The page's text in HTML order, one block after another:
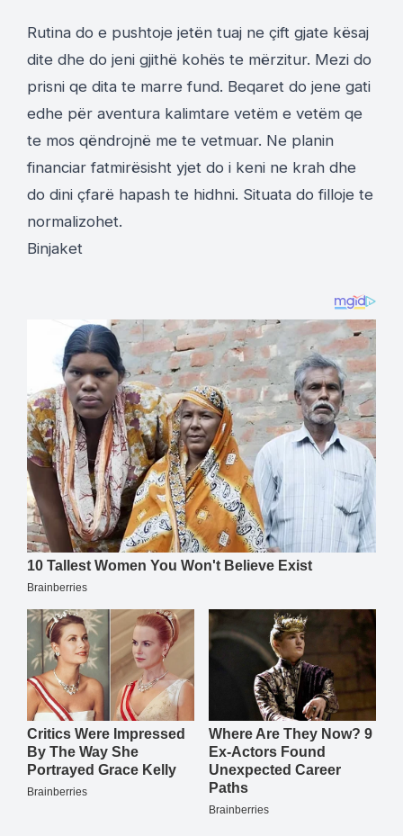
Rutina do e pushtoje jetën tuaj ne çift gjate kësaj
dite dhe do jeni gjithë kohës te mërzitur. Mezi do
prisni qe dita te marre fund. Beqaret do jene gati
edhe për aventura kalimtare vetëm e vetëm qe
te mos qëndrojnë me te vetmuar. Ne planin
financiar fatmirësisht yjet do i keni ne krah dhe
do dini çfarë hapash te hidhni. Situata do filloje te
normalizohet.
Binjaket